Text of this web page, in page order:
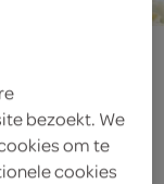
bezoekt. We
om te
cookies